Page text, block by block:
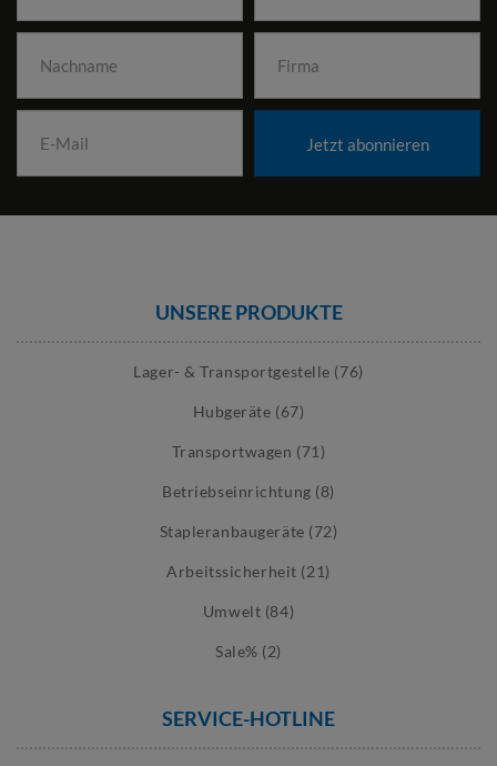
Jetzt abonnieren
UNSERE PRODUKTE
Lager- & Transportgestelle (76)
Hubgeräte (67)
Transportwagen (71)
Betriebseinrichtung (8)
Stapleranbaugeräte (72)
Arbeitssicherheit (21)
Umwelt (84)
Sale% (2)
SERVICE-HOTLINE